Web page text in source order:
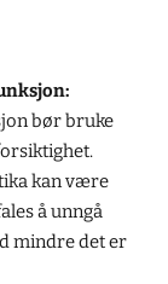
bør bruke
kan være
å unngå
mindre det er